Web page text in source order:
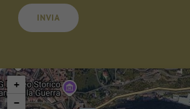
Si prega di lasciare vuoto questo campo.
+
−